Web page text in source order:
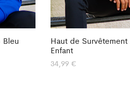
Bleu
Haut de
Enfant
34,99 €